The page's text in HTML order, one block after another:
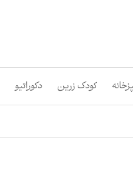
کودک زرین دکوراتیو